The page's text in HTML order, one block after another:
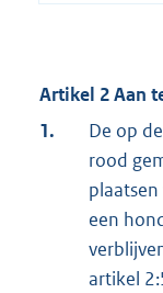
Artikel 2 Aan
1.
De op
rood
een
artikel